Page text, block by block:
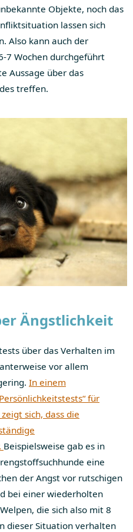
Objekte, noch das
lassen sich
Also kann auch der
7 Wochen durchgeführt
Aussage über das
treffen.
Ängstlichkeit
über das Verhalten im
vor allem
In einem
für
sich, dass die
Beispielsweise gab es in
eine
der Angst vor rutschigen
bei einer wiederholten
die sich also mit 8
dieser Situation verhalten